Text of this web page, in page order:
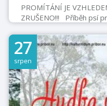
PROMÍTÁNÍ JE
ZRUŠENO!!! Příběh psí
je v sobě tak trochu
štěstí, a to štěstí pes
příběh je o hledání psího
pastech na cestě k tomu
nezlomnosti, která se
tom vašem, ve vaší
než přijdete z práce. ...
27
srpen